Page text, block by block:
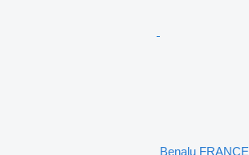
Benalu FRANCE